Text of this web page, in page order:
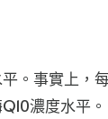
。事實上，
濃度水平。